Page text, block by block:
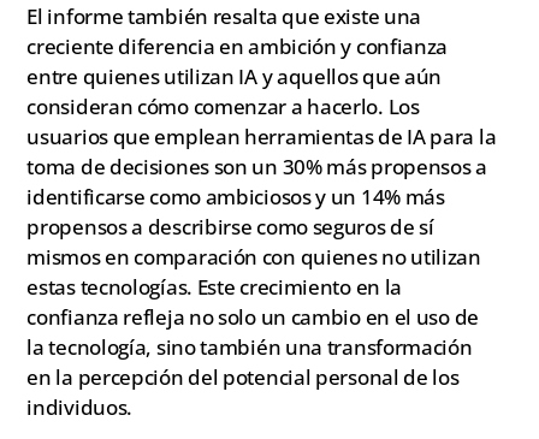
El informe también resalta que existe una
creciente diferencia en ambición y confianza
entre quienes utilizan IA y aquellos que aún
consideran cómo comenzar a hacerlo. Los
usuarios que emplean herramientas de IA para la
toma de decisiones son un 30% más propensos a
identificarse como ambiciosos y un 14% más
propensos a describirse como seguros de sí
mismos en comparación con quienes no utilizan
estas tecnologías. Este crecimiento en la
confianza refleja no solo un cambio en el uso de
la tecnología, sino también una transformación
en la percepción del potencial personal de los
individuos.